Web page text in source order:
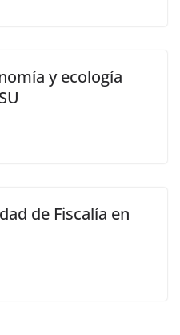
y ecología
de Fiscalía en